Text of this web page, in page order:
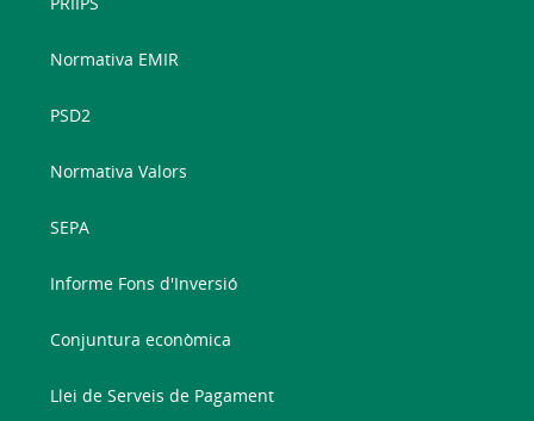
Normativa EMIR
PSD2
Normativa Valors
SEPA
Informe Fons d'Inversió
Conjuntura econòmica
Llei de Serveis de Pagament